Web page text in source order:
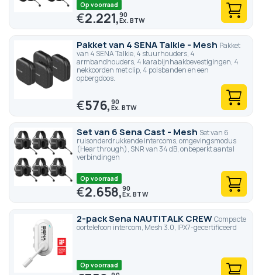
Op voorraad
€2.221,90
Pakket van 4 SENA Talkie - Mesh Pakket
van 4 SENA Talkie, 4 stuurhouders, 4
armbandhouders, 4 karabijnhaakbevestigingen, 4
nekkoorden met clip, 4 polsbanden en een
opbergdoos.
€576,90
Set van 6 Sena Cast - Mesh Set van 6
ruisonderdrukkende intercoms, omgevingsmodus
(Hear through), SNR van 34 dB, onbeperkt aantal
verbindingen
Op voorraad
€2.658,90
2-pack Sena NAUTITALK CREWCompacte
oortelefoon intercom, Mesh 3.0, IPX7-gecertificeerd
Op voorraad